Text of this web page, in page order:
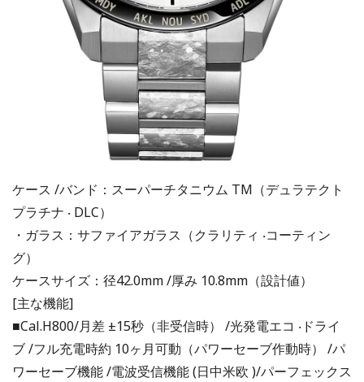
ケース /バンド：スーパーチタニウム TM（デュラテクト
プラチナ ‧ DLC）
・ガラス：サファイアガラス（クラリティ ‧コーティン
グ）
ケースサイズ：径42.0mm /厚み 10.8mm（設計値）
[主な機能]
■Cal.H800/月差 ±15秒（非受信時） /光発電エコ ‧ドライ
ブ /フル充電時約 10ヶ月可動（パワーセーブ作動時） /パ
ワーセーブ機能 /電波受信機能 (⽇中米欧 )/パーフェックス